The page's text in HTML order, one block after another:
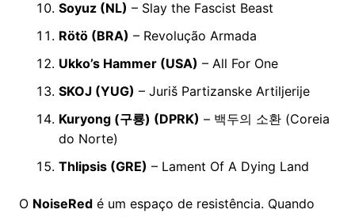
Soyuz (NL) – Slay the Fascist Beast
Rötö (BRA) – Revolução Armada
Ukko’s Hammer (USA) – All For One
SKOJ (YUG) – Juriš Partizanske Artiljerije
Kuryong (구룡) (DPRK) – 백두의 소환 (Coreia
do Norte)
Thlipsis (GRE) – Lament Of A Dying Land
O NoiseRedé um espaço de resistência. Quando